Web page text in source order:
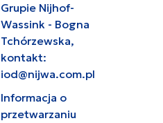
Grupie Nijhof-
Wassink - Bogna
Tchórzewska,
kontakt:
iod@nijwa.com.pl
Informacja o
przetwarzaniu